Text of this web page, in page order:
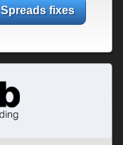
Spreads fixes